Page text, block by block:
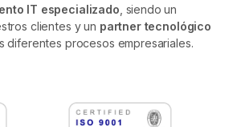
IT especializado , siendo un
clientes y un partner tecnológico
diferentes procesos empresariales.